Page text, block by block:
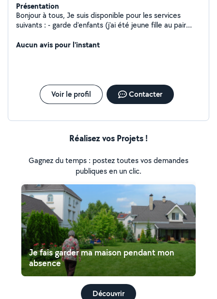
Présentation
Bonjour à tous, Je suis disponible pour les services
suivants : - garde d'enfants (j'ai été jeune fille au pair
votre absence - cours d'anglais ou d'espagnol (je suis
beaucoup de choses : sport, voyages, festivals, lecture,
tricot etc. A savoir que je suis très respectueuse et
discrète si besoin. N'hésitez pas à me contacter pour
Aucun avis pour l'instant
Voir le profil Contacter
Réalisez vos Projets !
Gagnez du temps : postez toutes vos demandes
publiques en un clic.
Je fais garder ma maison pendant mon
absence
Découvrir